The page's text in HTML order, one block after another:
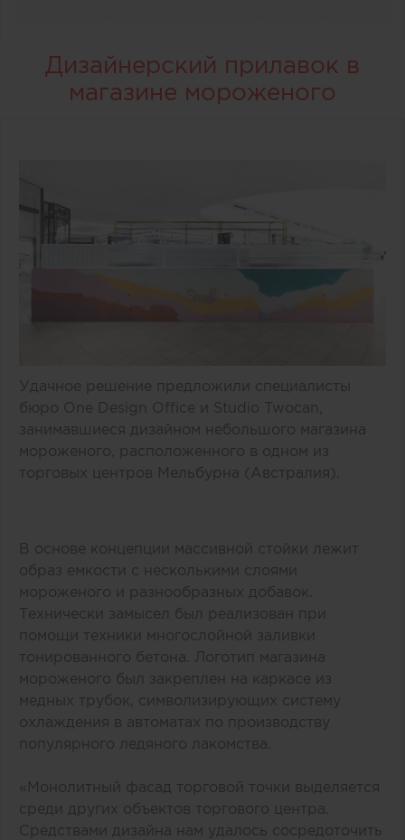
Дизайнерский прилавок в
магазине мороженого
Удачное решение предложили специалисты
бюро One Design Office и Studio Twocan,
занимавшиеся дизайном небольшого магазина
мороженого, расположенного в одном из
торговых центров Мельбурна (Австралия).
В основе концепции массивной стойки лежит
образ емкости с несколькими слоями
мороженого и разнообразных добавок.
Технически замысел был реализован при
помощи техники многослойной заливки
тонированного бетона. Логотип магазина
мороженого был закреплен на каркасе из
медных трубок, символизирующих систему
охлаждения в автоматах по производству
популярного ледяного лакомства.
«Монолитный фасад торговой точки выделяется
среди других объектов торгового центра.
Средствами дизайна нам удалось сосредоточить